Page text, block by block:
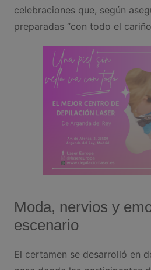
celebraciones que, según
preparadas “con todo el
Moda, nervios y
escenario
El certamen se desarrolló en